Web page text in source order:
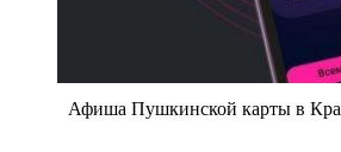
Афиша Пушкинской карты в